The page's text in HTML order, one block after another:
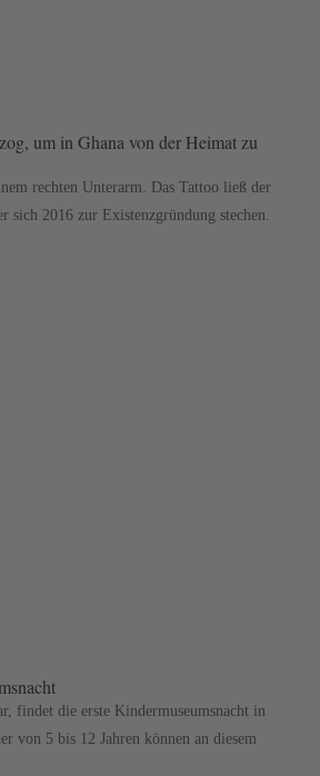
um in Ghana von der Heimat zu
rechten Unterarm. Das Tattoo ließ der
sich 2016 zur Existenzgründung stechen.
findet die erste Kindermuseumsnacht in
von 5 bis 12 Jahren können an diesem